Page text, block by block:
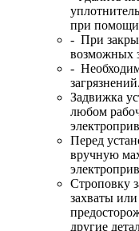
при помощи
- При
возможных
-
загрязнений.
Задвижка
любом
Перед
вручную
Строповку
захваты
другие